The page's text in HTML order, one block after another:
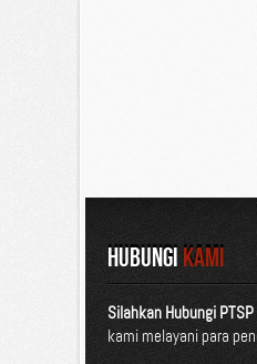
HUBUNGI KAMI
Silahkan Hubungi
kami melayani para